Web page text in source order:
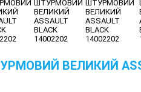
ВЕЛИКИЙ